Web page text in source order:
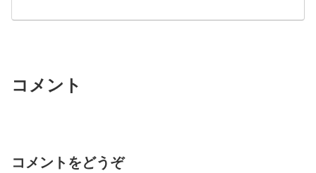
コメント
コメントをどうぞ